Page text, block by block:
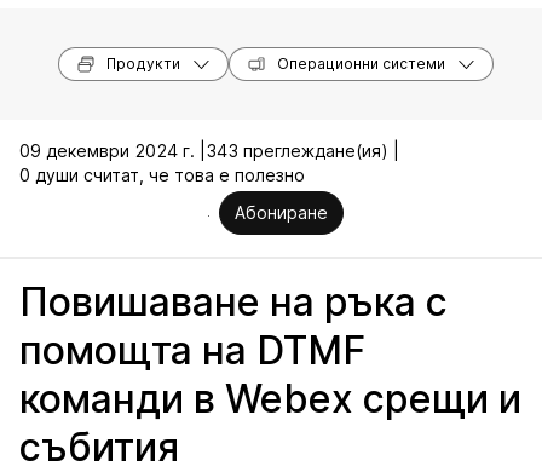
Продукти Операционни системи
09 декември 2024 г. | 343 преглеждане(ия) |
0 души считат, че това е полезно
Абониране
Повишаване на ръка с
помощта на DTMF
команди в Webex срещи и
събития